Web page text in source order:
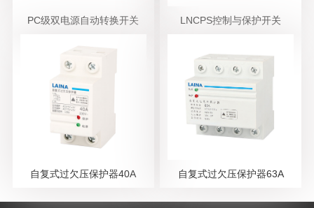
PC级双电源自动转换开关 LNCPS控制与保护开关
自复式过欠压保护器40A 自复式过欠压保护器63A